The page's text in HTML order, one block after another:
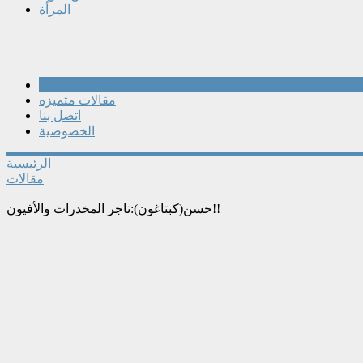
المرأة
مقالات متميزه
اتصل بنا
الخصوصية
الرئيسية
مقالات
حسن(كبتاغون):تاجر المخدرات والأفيون!!